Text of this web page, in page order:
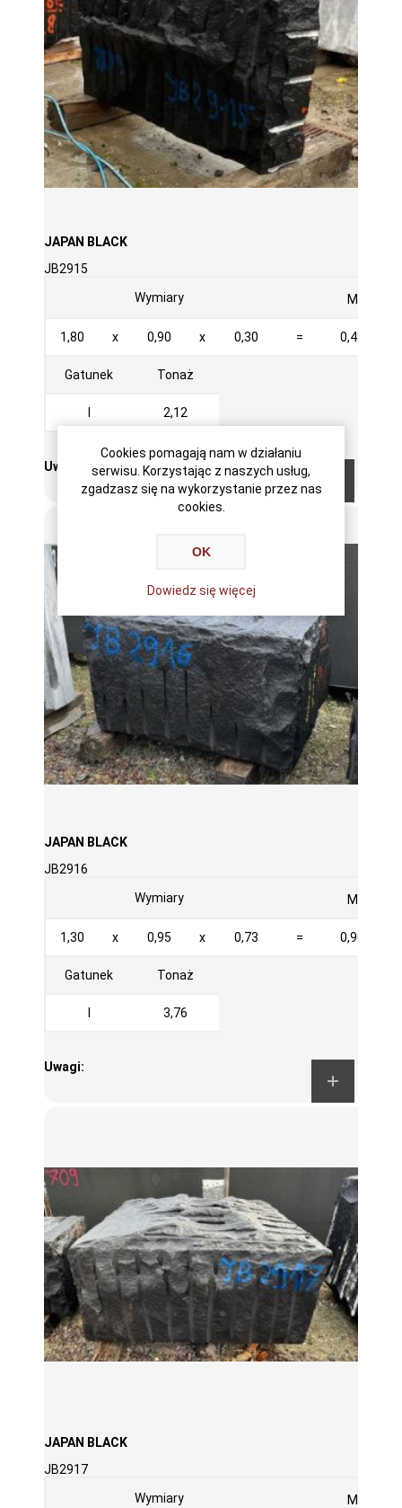
JAPAN BLACK
JB2915
Wymiary
M
1,80 x 0,90 x 0,30 = 0,486
Gatunek Tonaż
2,12
Uwagi:
JAPAN BLACK
JB2916
Wymiary
M
1,30 x 0,95 x 0,73 = 0,902
Gatunek Tonaż
3,76
Uwagi:
JAPAN BLACK
JB2917
Wymiary
M
Cookies pomagają nam w działaniu
serwisu. Korzystając z naszych usług,
zgadzasz się na wykorzystanie przez nas
cookies.
OK
Dowiedz się więcej